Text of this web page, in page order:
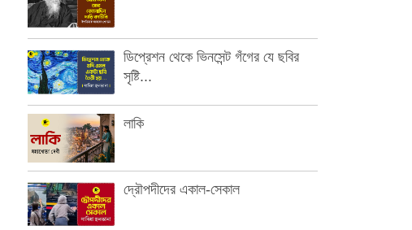
ডিপ্রেশন থেকে ভিনসেন্ট গঁগের যে ছবির
সৃষ্টি...
লাকি
দ্রৌপদীদের একাল-সেকাল